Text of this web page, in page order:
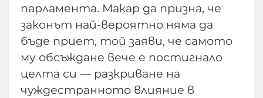
парламента. Макар да призна, че
законът най-вероятно няма да
бъде приет, той заяви, че самото
му обсъждане вече е постигнало
целта си — разкриване на
чуждестранното влияние в